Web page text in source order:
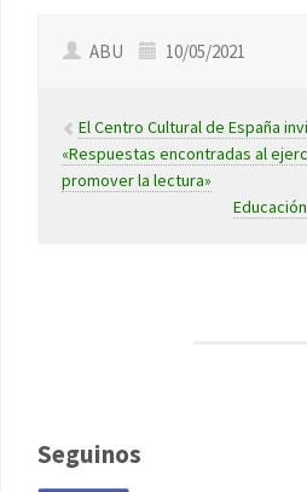
ABU 10/05/2021
El Centro Cultural de España
«Respuestas encontradas al
promover la lectura»
Seguinos